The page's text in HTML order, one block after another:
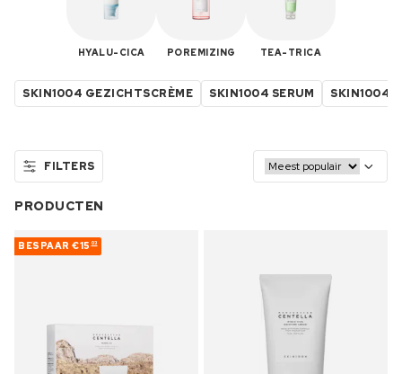
HYALU-CICA POREMIZING TEA-TRICA
SKIN1004 GEZICHTSCRÈME SKIN1004 SERUM SKIN1004
FILTERS
PRODUCTEN
BESPAAR €15 03